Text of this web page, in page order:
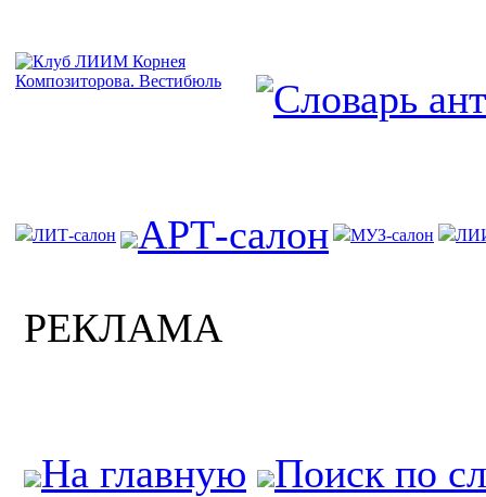
ЛИТ-салон АРТ-салон МУЗ-салон
РЕКЛАМА
На главную
Поиск по